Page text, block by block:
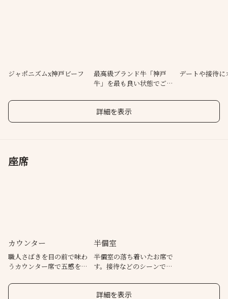
夜景が見える人気のカウンター席で
至極の時間をお過ごしください。
ジャポニズムx神戸ビーフ
最高級ブランド牛「神戸
牛」を最も良い状態でご提
デートや接待に
詳細を表示
座席
カウンター
職人さばきを目の前で味わ
うカウンター席で五感を刺
半個室
半個室の落ち着いたお席で
す。接待などのシーンでご
詳細を表示